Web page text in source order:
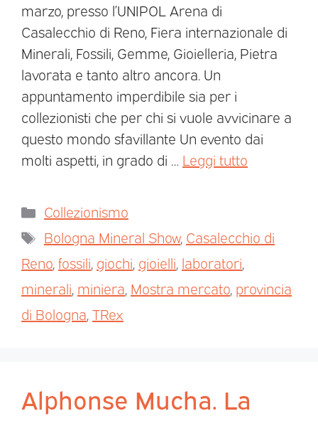
marzo, presso l’UNIPOL Arena di
Casalecchio di Reno, Fiera internazionale di
Minerali, Fossili, Gemme, Gioielleria, Pietra
lavorata e tanto altro ancora. Un
appuntamento imperdibile sia per i
collezionisti che per chi si vuole avvicinare a
questo mondo sfavillante Un evento dai
molti aspetti, in grado di … Leggi tutto
Collezionismo
Bologna Mineral Show, Casalecchio di
Reno,fossili, giochi, gioielli, laboratori,
minerali, miniera, Mostra mercato, provincia
di Bologna,TRex
Alphonse Mucha. La